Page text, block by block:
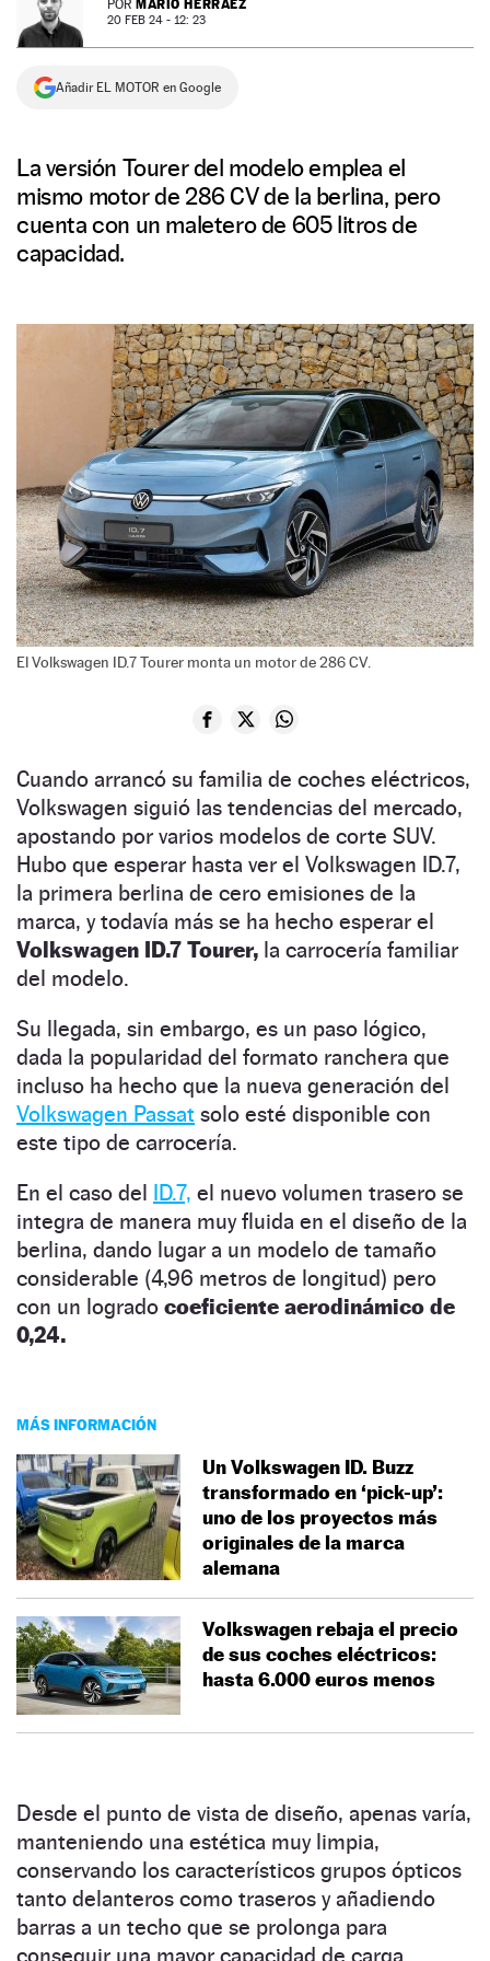
NEWSLETTER
SÍGUENOS
POR MARIO HERRÁEZ
20 FEB 24 - 12: 23
Añadir EL MOTOR en Google
La versión Tourer del modelo emplea el
mismo motor de 286 CV de la berlina, pero
cuenta con un maletero de 605 litros de
capacidad.
El Volkswagen ID.7 Tourer monta un motor de 286 CV.
Cuando arrancó su familia de coches eléctricos,
Volkswagen siguió las tendencias del mercado,
apostando por varios modelos de corte SUV.
Hubo que esperar hasta ver el Volkswagen ID.7,
la primera berlina de cero emisiones de la
marca, y todavía más se ha hecho esperar el
Volkswagen ID.7 Tourer, la carrocería familiar
del modelo.
Su llegada, sin embargo, es un paso lógico,
dada la popularidad del formato ranchera que
incluso ha hecho que la nueva generación del
Volkswagen Passat solo esté disponible con
este tipo de carrocería.
En el caso del ID.7, el nuevo volumen trasero se
integra de manera muy fluida en el diseño de la
berlina, dando lugar a un modelo de tamaño
considerable (4,96 metros de longitud) pero
con un logrado coeficiente aerodinámico de
0,24.
MÁS INFORMACIÓN
Un Volkswagen ID. Buzz
transformado en ‘pick-up’:
uno de los proyectos más
originales de la marca
alemana
Volkswagen rebaja el precio
de sus coches eléctricos:
hasta 6.000 euros menos
Desde el punto de vista de diseño, apenas varía,
manteniendo una estética muy limpia,
conservando los característicos grupos ópticos
tanto delanteros como traseros y añadiendo
barras a un techo que se prolonga para
conseguir una mayor capacidad de carga.